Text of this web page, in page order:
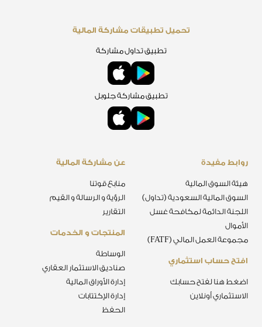
المنتجات و الخدمات
الوساطة
صناديق الاستثمار العقاري
إدارة الأوراق المالية
إدارة الإكتتابات
الحفظ
عن مشاركة المالية
منابع قوتنا
الرؤية و الرسالة و القيم
التقارير
افتح حساب استثماري
اضغط هنا لفتح حسابك
الاستثماري أونلاين
روابط مفيدة
هيئة السوق المالية
السوق المالية السعودية (تداول)
اللجنة الدائمة لمكافحة غسل
الأموال
مجموعة العمل المالي (FATF)
تحميل تطبيقات مشاركة المالية
تطبيق تداول مشاركة
تطبيق مشاركة جلوبل